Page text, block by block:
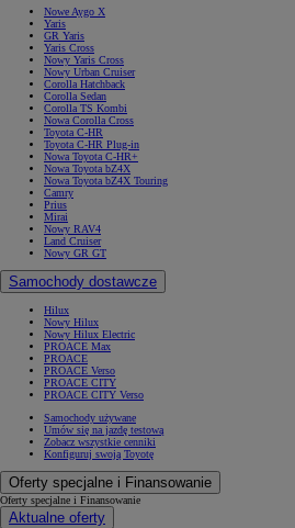
Nowe Aygo X
Yaris
GR Yaris
Yaris Cross
Nowy Yaris Cross
Nowy Urban Cruiser
Corolla Hatchback
Corolla Sedan
Corolla TS Kombi
Nowa Corolla Cross
Toyota C-HR
Toyota C-HR Plug-in
Nowa Toyota C-HR+
Nowa Toyota bZ4X
Nowa Toyota bZ4X Touring
Camry
Prius
Mirai
Nowy RAV4
Land Cruiser
Nowy GR GT
Samochody dostawcze
Hilux
Nowy Hilux
Nowy Hilux Electric
PROACE Max
PROACE
PROACE Verso
PROACE CITY
PROACE CITY Verso
Samochody używane
Umów się na jazdę testową
Zobacz wszystkie cenniki
Konfiguruj swoją Toyotę
Oferty specjalne i Finansowanie
Oferty specjalne i Finansowanie
Aktualne oferty